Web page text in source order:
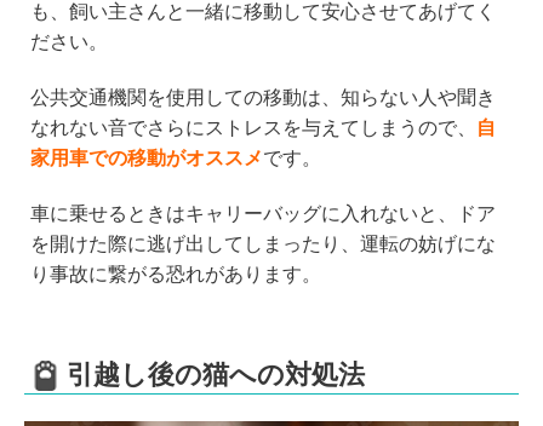
も、飼い主さんと一緒に移動して安心させてあげてく
ださい。
公共交通機関を使用しての移動は、知らない人や聞き
なれない音でさらにストレスを与えてしまうので、
自
家用車での移動がオススメです。
車に乗せるときはキャリーバッグに入れないと、ドア
を開けた際に逃げ出してしまったり、運転の妨げにな
り事故に繋がる恐れがあります。
引越し後の猫への対処法